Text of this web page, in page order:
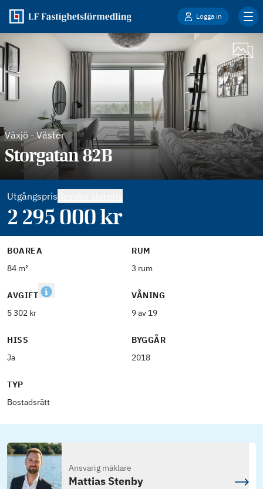
Logga in
Växjö -Väster
Storgatan 82B
Utgångspris
2 295 000kr
BOAREA
84 m²
RUM
3 rum
AVGIFT
5 302 kr
VÅNING
9 av 19
HISS
Ja
BYGGÅR
2018
TYP
Bostadsrätt
Ansvarig mäklare
Mattias Stenby